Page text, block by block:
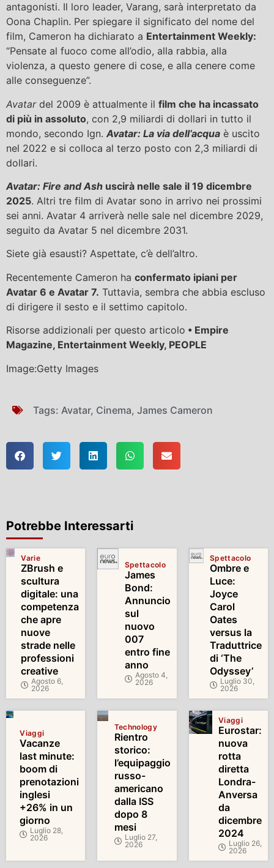
antagonisti. Il loro leader, Varang, sarà interpretato da
Oona Chaplin. Per spiegare il significato del nome del
film, Cameron ha dichiarato a Entertainment Weekly:
“Pensate al fuoco come all’odio, alla rabbia, alla
violenza, a questo genere di cose, e alla cenere come
alle conseguenze”.
Avatardel 2009 è attualmente il film che ha incassato
di più in assoluto, con 2,9 miliardi di dollari in tutto il
mondo, secondo Ign. Avatar: La via dell’acqua è uscito
nel 2022 e si colloca al terzo posto con 2,3 miliardi di
dollari.
Avatar: Fire and Ash uscirà nelle sale il 19 dicembre
2025. Altri tre film di Avatar sono in arrivo nei prossimi
sei anni. Avatar 4 arriverà nelle sale nel dicembre 2029,
seguito da Avatar 5 nel dicembre 2031.
Siete già esausti? Aspettate, c’è dell’altro.
Recentemente Cameron ha confermato ipiani per
Avatar 6 e Avatar 7. Tuttavia, sembra che abbia escluso
di dirigere il sesto e il settimo capitolo.
Risorse addizionali per questo articolo • Empire
Magazine, Entertainment Weekly, PEOPLE
Image:Getty Images
Tags: Avatar, Cinema, James Cameron
Potrebbe Interessarti
Varie
ZBrush e
scultura
digitale: una
competenza
che apre
nuove
strade nelle
professioni
creative
Agosto 6,
2026
Spettacolo
James
Bond:
Annuncio
sul
nuovo
007
entro fine
anno
Agosto 4,
2026
Spettacolo
Ombre e
Luce:
Joyce
Carol
Oates
versus la
Traduttrice
di ‘The
Odyssey’
Luglio 30,
2026
Viaggi
Vacanze
last minute:
boom di
prenotazioni
inglesi
+26% in un
giorno
Luglio 28,
2026
Technology
Rientro
storico:
l’equipaggio
russo-
americano
dalla ISS
dopo 8
mesi
Luglio 27,
2026
Viaggi
Eurostar:
nuova
rotta
diretta
Londra-
Anversa
da
dicembre
2024
Luglio 26,
2026